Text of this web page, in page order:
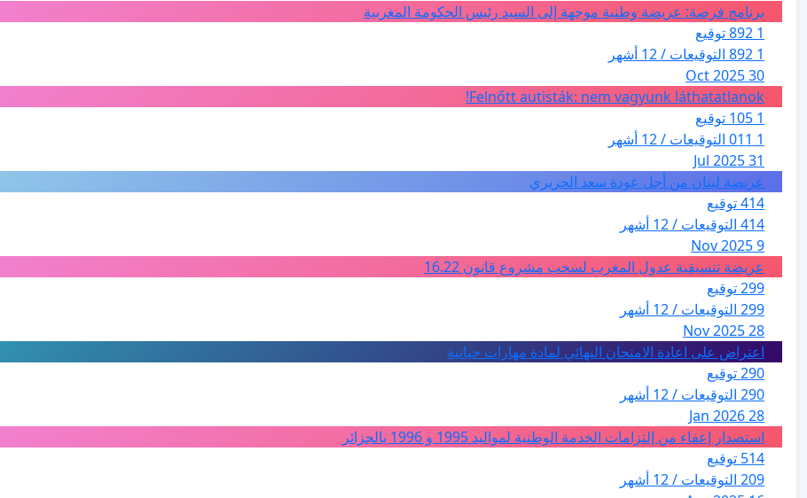
برنامج فرصة: عريضة وطنية موجهة إلى السيد رئيس الحكومة المغربية
1 892 توقيع
1 892 التوقيعات / 12 أشهر
30 Oct 2025
Felnőtt autisták: nem vagyunk láthatatlanok!
1 105 توقيع
1 011 التوقيعات / 12 أشهر
31 Jul 2025
عريضة لبنان من أجل عودة سعد الحريري
414 توقيع
414 التوقيعات / 12 أشهر
9 Nov 2025
عريضة تنسيقية عدول المغرب لسحب مشروع قانون 16.22
299 توقيع
299 التوقيعات / 12 أشهر
28 Nov 2025
اعتراض على اعادة الامتحان النهائي لمادة مهارات حياتية
290 توقيع
290 التوقيعات / 12 أشهر
28 Jan 2026
استصدار إعفاء من إلتزامات الخدمة الوطنية لمواليد 1995 و 1996 بالجزائر
514 توقيع
209 التوقيعات / 12 أشهر